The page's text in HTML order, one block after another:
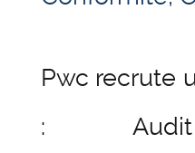
Pwc recrute
: Audit